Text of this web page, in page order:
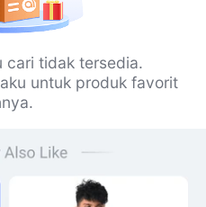
cari tidak tersedia.
untuk produk favorit